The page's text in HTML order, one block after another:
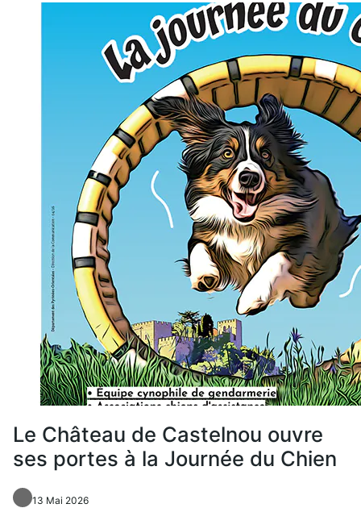
Le Château de Castelnou ouvre
ses portes à la Journée du Chien
13 Mai 2026